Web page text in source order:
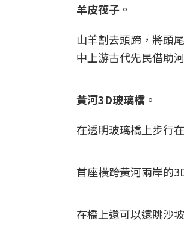
羊皮筏子。
山羊割去頭蹄，將頭
中上游古代先民借助
黃河3D玻璃橋。
在透明玻璃橋上步行
首座橫跨黃河兩岸的
在橋上還可以遠眺沙